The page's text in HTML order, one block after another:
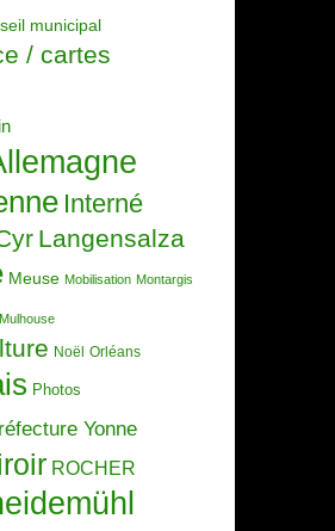
municipal
/ cartes
Interné
Langensalza
Meuse Mobilisation Montargis
Mulhouse
Noël Orléans
Photos
Yonne
ROCHER